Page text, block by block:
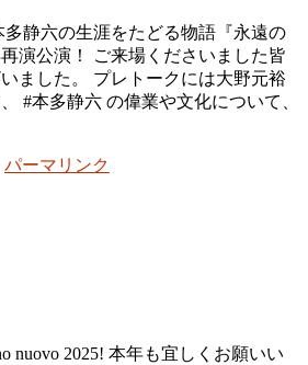
多静六の生涯をたどる物語『永遠の
演公演！ ご来場くださいました皆
ました。 プレトークには大野元裕
#本多静六 の偉業や文化について、
パーマリンク
2025! 本年も宜しくお願いい